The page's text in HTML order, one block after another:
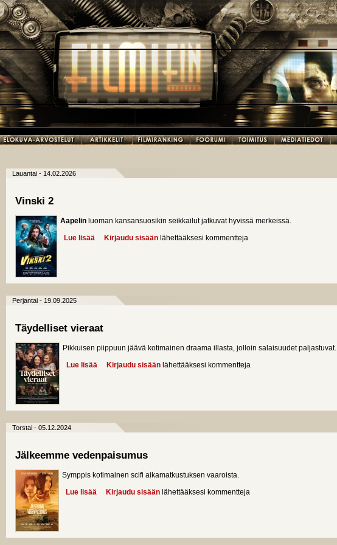
Lauantai - 14.02.2026
Vinski 2
Aapelin luoman kansansuosikin seikkailut jatkuvat hyvissä merkeissä.
Lue lisää about Vinski 2
Kirjaudu sisään lähettääksesi kommentteja
Perjantai - 19.09.2025
Täydelliset vieraat
Pikkuisen piippuun jäävä kotimainen draama illasta, jolloin salaisuudet paljastuvat.
Lue lisää about Täydelliset vieraat
Kirjaudu sisään lähettääksesi kommentteja
Torstai - 05.12.2024
Jälkeemme vedenpaisumus
Symppis kotimainen scifi aikamatkustuksen vaaroista.
Lue lisää about Jälkeemme vedenpaisumus
Kirjaudu sisään lähettääksesi kommentteja